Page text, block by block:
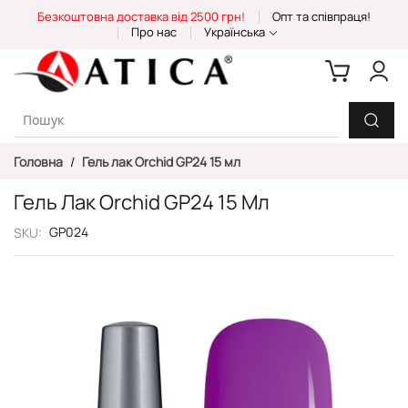
Content
Безкоштовна доставка від 2500 грн!
Опт та співпраця!
Про нас
Українська
Головна Гель лак Orchid GP24 15 мл
Гель Лак Orchid GP24 15 Мл
SKU GP024